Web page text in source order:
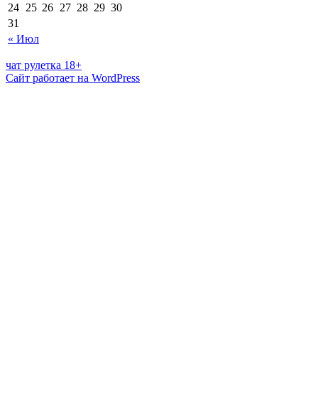
« Июл
24 25 26 27 28 29 30
31
чат рулетка 18+
Сайт работает на WordPress